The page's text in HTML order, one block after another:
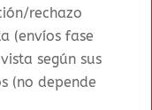
rechazo
(envíos fase
según sus
(no depende